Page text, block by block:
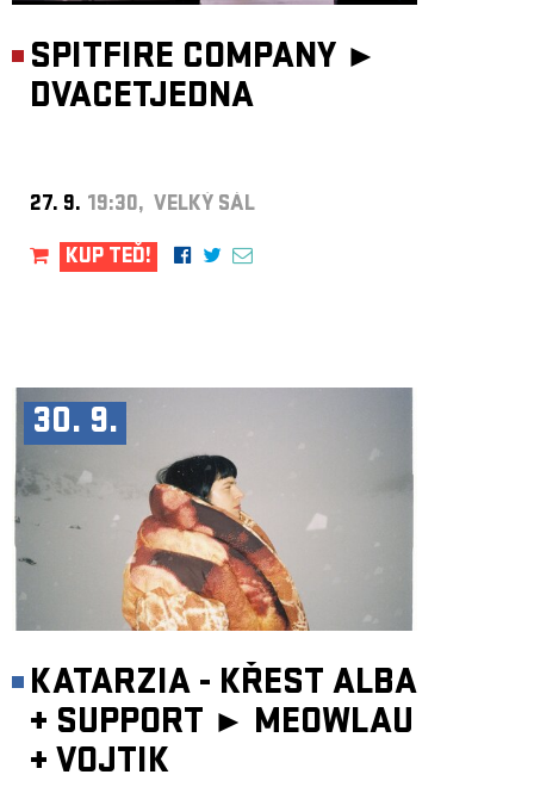
SPITFIRE COMPANY ►
DVACETJEDNA
27. 9. 19:30, VELKÝ SÁL
KUP TEĎ!
30. 9.
KATARZIA - KŘEST ALBA
+ SUPPORT ► MEOWLAU
+ VOJTIK